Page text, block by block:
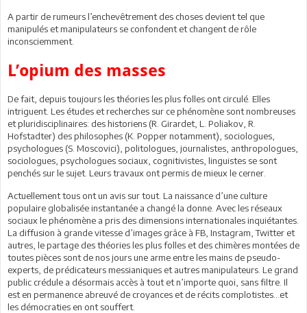
A partir de rumeurs l’enchevêtrement des choses devient tel que
manipulés et manipulateurs se confondent et changent de rôle
inconsciemment.
L’opium des masses
De fait, depuis toujours les théories les plus folles ont circulé. Elles
intriguent. Les études et recherches sur ce phénomène sont nombreuses
et pluridisciplinaires: des historiens (R. Girardet, L. Poliakov, R.
Hofstadter) des philosophes (K. Popper notamment), sociologues,
psychologues (S. Moscovici), politologues, journalistes, anthropologues,
sociologues, psychologues sociaux, cognitivistes, linguistes se sont
penchés sur le sujet. Leurs travaux ont permis de mieux le cerner.
Actuellement tous ont un avis sur tout. La naissance d’une culture
populaire globalisée instantanée a changé la donne. Avec les réseaux
sociaux le phénomène a pris des dimensions internationales inquiétantes.
La diffusion à grande vitesse d’images grâce à FB, Instagram, Twitter et
autres, le partage des théories les plus folles et des chimères montées de
toutes pièces sont de nos jours une arme entre les mains de pseudo-
experts, de prédicateurs messianiques et autres manipulateurs. Le grand
public crédule a désormais accès à tout et n’importe quoi, sans filtre. Il
est en permanence abreuvé de croyances et de récits complotistes…et
les démocraties en ont souffert.